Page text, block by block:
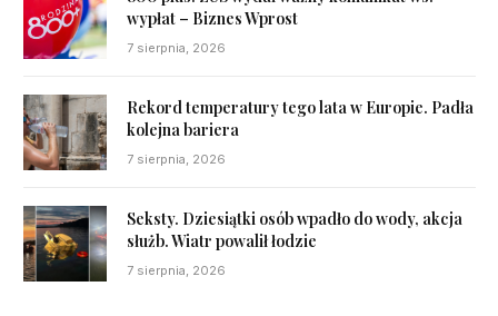
wypłat – Biznes Wprost
7 sierpnia, 2026
Rekord temperatury tego lata w Europie. Padła
kolejna bariera
7 sierpnia, 2026
Seksty. Dziesiątki osób wpadło do wody, akcja
służb. Wiatr powalił łodzie
7 sierpnia, 2026